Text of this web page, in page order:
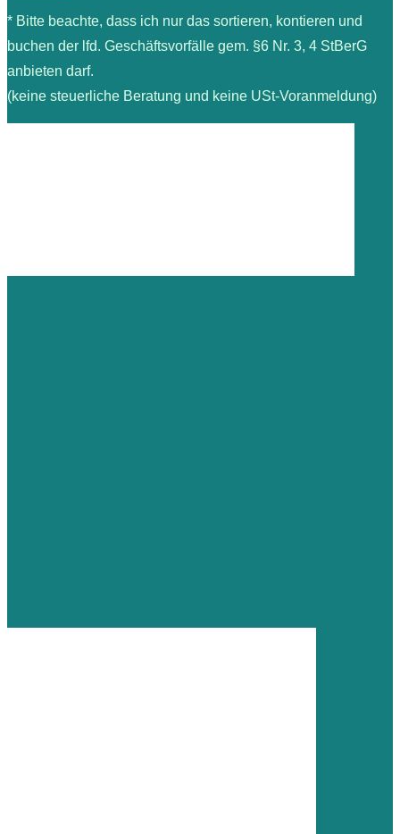
* Bitte beachte, dass ich nur das sortieren, kontieren und
buchen der lfd. Geschäftsvorfälle gem. §6 Nr. 3, 4 StBerG
anbieten darf.
(keine steuerliche Beratung und keine USt-Voranmeldung)